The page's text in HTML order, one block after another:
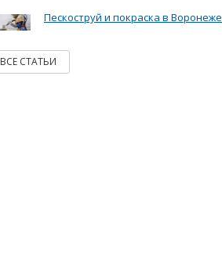
Пескоструй и покраска в Воронеже
ВСЕ СТАТЬИ